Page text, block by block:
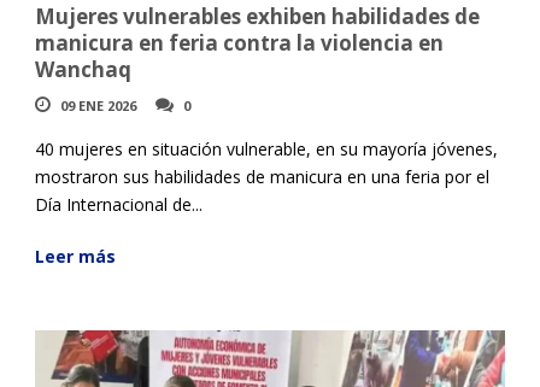
Mujeres vulnerables exhiben habilidades de
manicura en feria contra la violencia en
Wanchaq
09 ENE 2026 0
40 mujeres en situación vulnerable, en su mayoría jóvenes,
mostraron sus habilidades de manicura en una feria por el
Día Internacional de...
Leer más